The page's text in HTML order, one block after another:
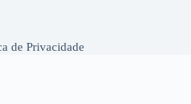
de Privacidade